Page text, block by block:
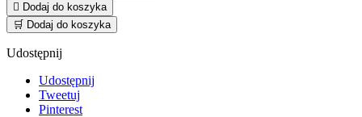
 Dodaj do koszyka
🛒 Dodaj do koszyka
Udostępnij
Udostępnij
Tweetuj
Pinterest